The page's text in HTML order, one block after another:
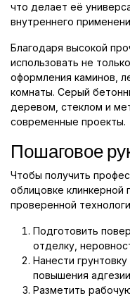
что делает её
внутреннего
Благодаря высокой
использовать не
оформления каминов,
комнаты. Серый
деревом, стеклом и
современные проекты.
Пошаговое
Чтобы получить
облицовке клинкерной
проверенной
Подготовить
отделку,
Нанести
повышения
Разметить